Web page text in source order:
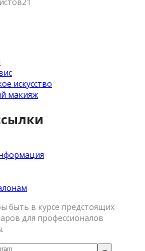
искусство
макияж
быть в курсе предстоящих
для профессионалов